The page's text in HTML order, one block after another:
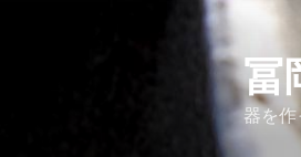
冨
器を